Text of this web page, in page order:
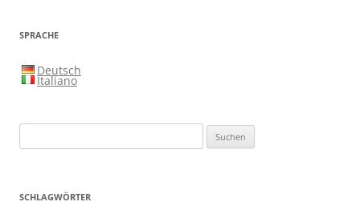
SPRACHE
Deutsch
Italiano
nach:
SCHLAGWÖRTER